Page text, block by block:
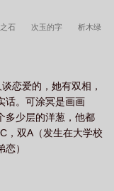
石 次玉的字 析木绿
白老玉属于什么档次玉 次
什么档次玉 次玉土是什
四目绿属于什么档次
逍遥雷劫珠存多少能换两次
恋爱的，她有双相，
。可涂冥是画画
多少层的洋葱，他都
，双A（发生在大学校
）